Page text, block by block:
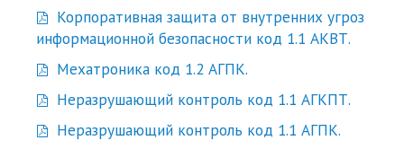
Корпоративная защита от внутренних угроз
информационной безопасности код 1.1 АКВТ.
Мехатроника код 1.2 АГПК.
Неразрушающий контроль код 1.1 АГКПТ.
Неразрушающий контроль код 1.1 АГПК.